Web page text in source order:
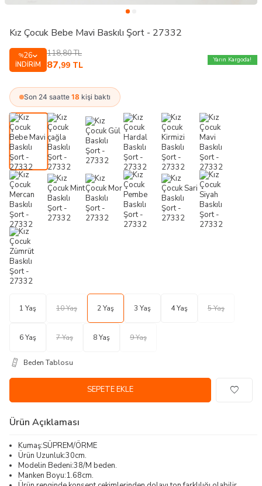
Kız Çocuk Bebe Mavi Baskılı Şort - 27332
%26
İNDIRIM
118,80TL
87,99 TL
Yarın Kargoda!
Son 24 saatte 18 kişi baktı
1 Yaş 10 Yaş 2 Yaş 3 Yaş 4 Yaş 5 Yaş
6 Yaş 7 Yaş 8 Yaş 9 Yaş
Beden Tablosu
SEPETE EKLE
Ürün Açıklaması
Kumaş:SÜPREM/ÖRME
Ürün Uzunluk:30cm.
Modelin Bedeni:38/M beden.
Manken Boyu:1.68cm.